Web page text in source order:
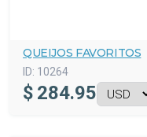
QUEIJOS FAVORITOS
ID: 10264
$ 284.95